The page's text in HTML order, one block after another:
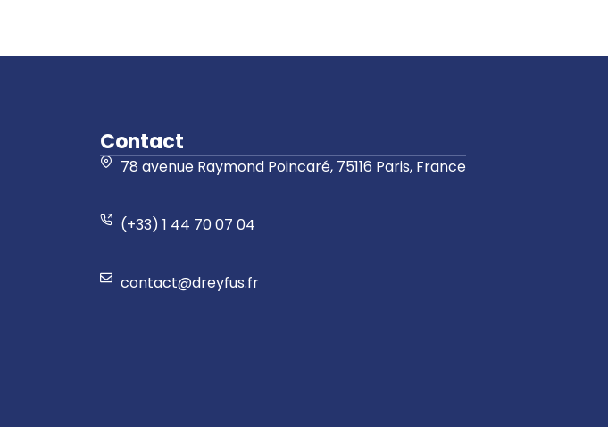
Contact
78 avenue Raymond Poincaré, 75116 Paris, France
(+33) 1 44 70 07 04
contact@dreyfus.fr